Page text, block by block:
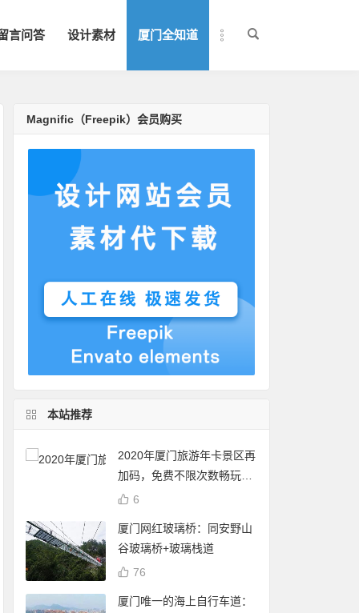
言问答 设计素材 厦门全知道
Magnific（Freepik）会员购买
本站推荐
2020年厦门旅游年卡景区再
加码，免费不限次数畅玩24
个景点
6
厦门网红玻璃桥：同安野山
谷玻璃桥+玻璃栈道
76
厦门唯一的海上自行车道：